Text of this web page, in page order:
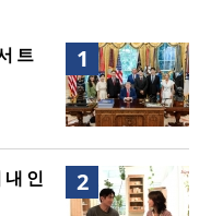
회장 이·취임식 열려
트라’ 일부 활동 중단…
못해”
1
트
2
내 인